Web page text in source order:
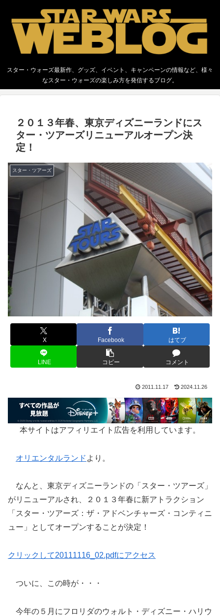
スター・ウォーズ最新作、グッズ、イベント、キャンペーンの情報など、様々
なスター・ウォーズの楽しみ方を発信するブログ。
２０１３年春、東京ディズニーランドにス
ター・ツアーズリニューアルオープン決
定！
スター・ツアーズ
X Facebook はてブ
LINE コピー コメント
2011.11.17 2024.11.26
本サイトはアフィリエイト広告を利用しています。
オリエンタルランド より。
なんと、東京ディズニーランドの「スター・ツアーズ」
がリニューアルされ、２０１３年春に新アトラクション
「スター・ツアーズ：ザ・アドベンチャーズ・コンティニ
ュー」としてオープンすることが決定！
クリックして20111116_02.pdfにアクセス
ついに、この時が・・・
今年の５月にフロリダのウォルト・ディズニー・ハリウ